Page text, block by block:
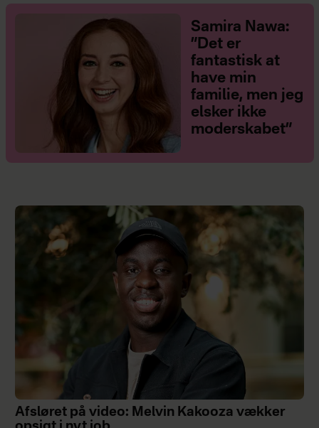
Samira Nawa:
”Det er
fantastisk at
have min
familie, men jeg
elsker ikke
moderskabet”
Afsløret på video: Melvin Kakooza vækker